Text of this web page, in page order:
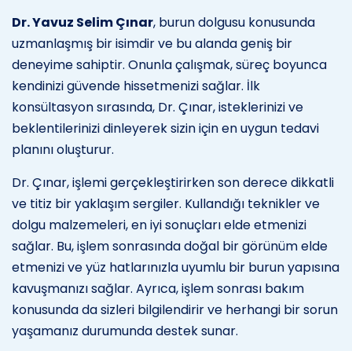
Dr. Yavuz Selim Çınar, burun dolgusu konusunda
uzmanlaşmış bir isimdir ve bu alanda geniş bir
deneyime sahiptir. Onunla çalışmak, süreç boyunca
kendinizi güvende hissetmenizi sağlar. İlk
konsültasyon sırasında, Dr. Çınar, isteklerinizi ve
beklentilerinizi dinleyerek sizin için en uygun tedavi
planını oluşturur.
Dr. Çınar, işlemi gerçekleştirirken son derece dikkatli
ve titiz bir yaklaşım sergiler. Kullandığı teknikler ve
dolgu malzemeleri, en iyi sonuçları elde etmenizi
sağlar. Bu, işlem sonrasında doğal bir görünüm elde
etmenizi ve yüz hatlarınızla uyumlu bir burun yapısına
kavuşmanızı sağlar. Ayrıca, işlem sonrası bakım
konusunda da sizleri bilgilendirir ve herhangi bir sorun
yaşamanız durumunda destek sunar.